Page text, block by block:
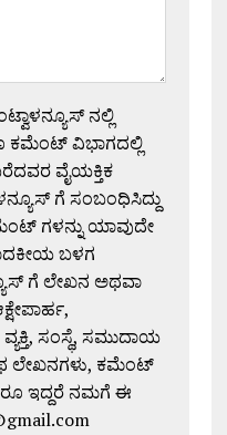
ನಲ್ಲಿ
ಕಮೆಂಟ್ ವಿಭಾಗದಲ್ಲಿ
ವೈಯಕ್ತಿಕ
ಗೆ ಸಂಬಂಧಿಸಿದ್ದು
ಗಳನ್ನು ಯಾವುದೇ
ಬಳಗ
ಗೆ ಲೇಖನ ಅಥವಾ
ಸಂಸ್ಥೆ, ಸಮುದಾಯ
ಲೇಖನಗಳು, ಕಮೆಂಟ್
ಇದ್ದರೆ ನಮಗೆ ಈ